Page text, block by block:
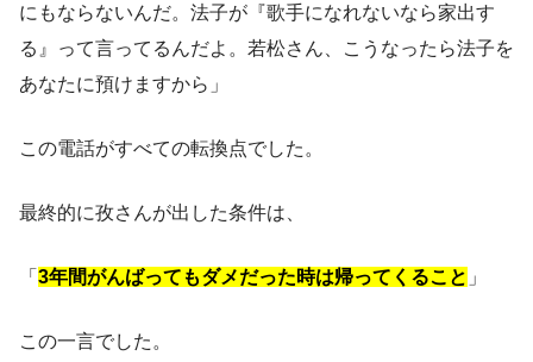
にもならないんだ。法子が『歌手になれないなら家出す
る』って言ってるんだよ。若松さん、こうなったら法子を
あなたに預けますから」
この電話がすべての転換点でした。
最終的に孜さんが出した条件は、
「 3年間がんばってもダメだった時は帰ってくること 」
この一言でした。